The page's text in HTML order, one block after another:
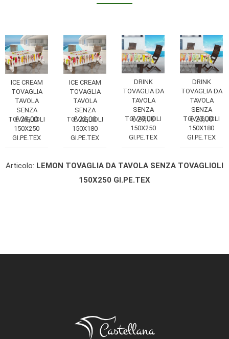
ICE CREAM
TOVAGLIA
TAVOLA
SENZA
TOVAGLIOLI
150X250
GI.PE.TEX
€ 29,00
ICE CREAM
TOVAGLIA
TAVOLA
SENZA
TOVAGLIOLI
150X180
GI.PE.TEX
€ 22,00
DRINK
TOVAGLIA DA
TAVOLA
SENZA
TOVAGLIOLI
150X250
GI.PE.TEX
€ 29,00
DRINK
TOVAGLIA DA
TAVOLA
SENZA
TOVAGLIOLI
150X180
GI.PE.TEX
€ 23,00
Articolo: LEMON TOVAGLIA DA TAVOLA SENZA TOVAGLIOLI
150X250 GI.PE.TEX